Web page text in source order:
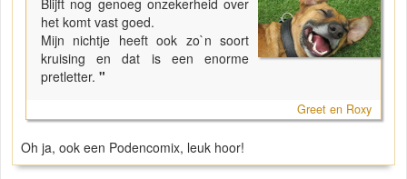
het komt vast goed.
Mijn nichtje heeft ook zo`n soort
kruising en dat is een enorme
pretletter. "
Greet en Roxy
Oh ja, ook een Podencomix, leuk hoor!